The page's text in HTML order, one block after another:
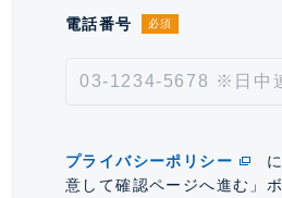
電話番号 必須
プライバシーポリシー
意して確認ページへ進む」